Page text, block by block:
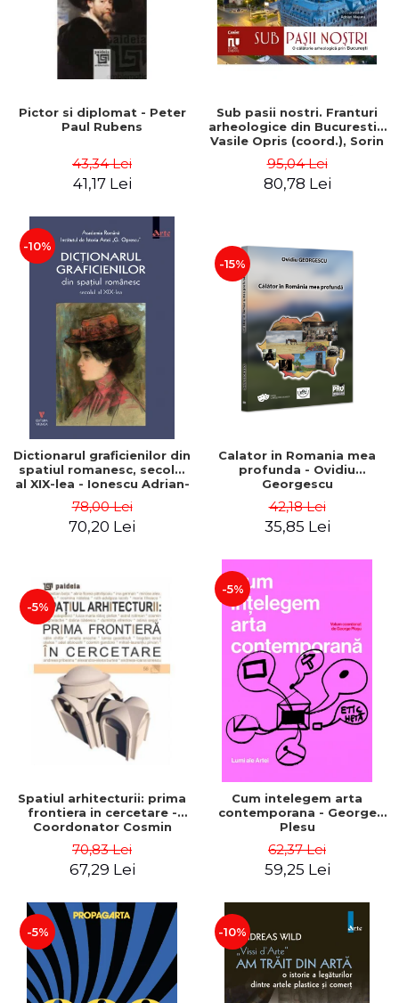
Pictor si diplomat - Peter
Paul Rubens
43,34 Lei
41,17 Lei
Sub pasii nostri. Franturi
arheologice din Bucuresti -
Vasile Opris (coord.), Sorin
Elena Gavrila
95,04 Lei
80,78 Lei
-10%
Dictionarul graficienilor din
spatiul romanesc, secolul
al XIX-lea - Ionescu Adrian-
78,00 Lei
70,20 Lei
-15%
Calator in Romania mea
profunda - Ovidiu
Georgescu
42,18 Lei
35,85 Lei
-5%
Spatiul arhitecturii: prima
frontiera in cercetare -
Coordonator Cosmin
70,83 Lei
67,29 Lei
-5%
Cum intelegem arta
contemporana - George
Plesu
62,37 Lei
59,25 Lei
-5% -10%